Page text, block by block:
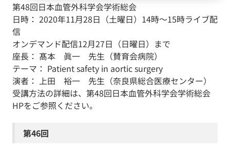
第48回日本血管外科学会学術総会
日時： 2020年11月28日（土曜日）14時～15時ライブ配
信
オンデマンド配信12月27日（日曜日）まで
座長： 髙本 眞一 先生（賛育会病院）
テーマ： Patient safety in aortic surgery
演者： 上田 裕一 先生（奈良県総合医療センター）
受講方法の詳細は、第48回日本血管外科学会学術総会
HPをご参照ください。
第46回